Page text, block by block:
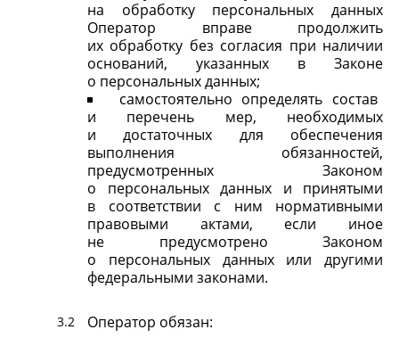
на обработку персональных данных
Оператор вправе продолжить
их обработку без согласия при наличии
оснований, указанных в Законе
о персональных данных;
самостоятельно определять состав
и перечень мер, необходимых
и достаточных для обеспечения
выполнения обязанностей,
предусмотренных Законом
о персональных данных и принятыми
в соответствии с ним нормативными
правовыми актами, если иное
не предусмотрено Законом
о персональных данных или другими
федеральными законами.
Оператор обязан: